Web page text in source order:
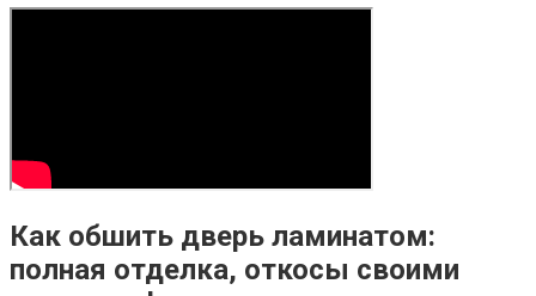
Как обшить дверь ламинатом:
полная отделка, откосы своими